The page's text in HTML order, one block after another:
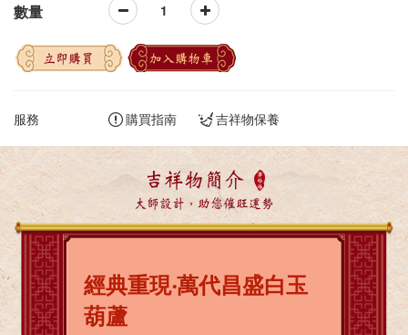
數量
立即購買 加入購物車
服務 購買指南 吉祥物保養
吉祥物簡介
大師設計，助您催旺運勢
經典重現‧萬代昌盛白玉
葫蘆